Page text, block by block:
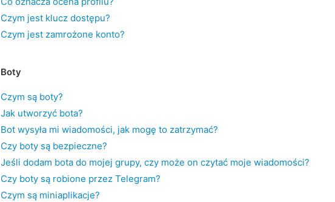
Czym jest klucz dostępu?
Czym jest zamrożone konto?
Boty
Czym są boty?
Jak utworzyć bota?
Bot wysyła mi wiadomości, jak mogę to zatrzymać?
Czy boty są bezpieczne?
Jeśli dodam bota do mojej grupy, czy może on czytać moje wiadomości?
Czy boty są robione przez Telegram?
Czym są miniaplikacje?